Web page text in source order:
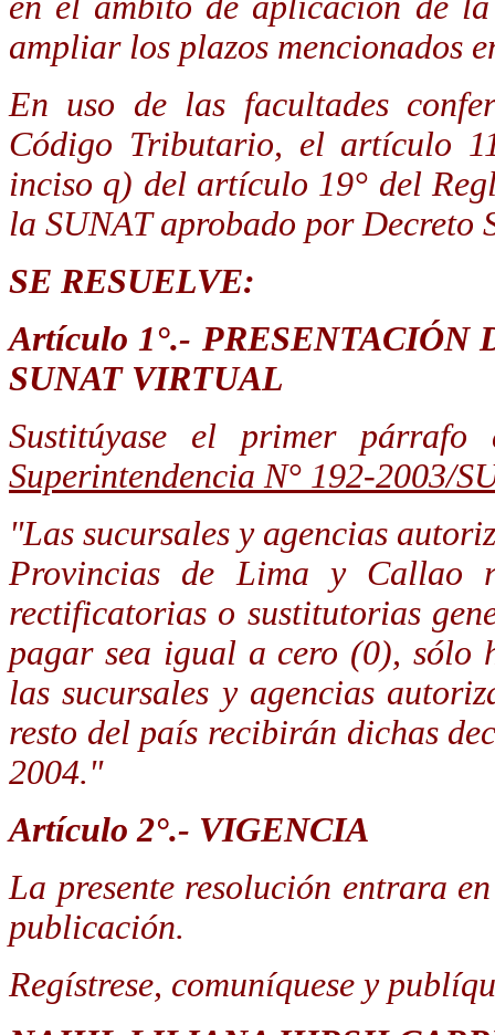
ampliar los plazos mencionados
En uso de las facultades
Código Tributario, el artículo
inciso q) del artículo 19° del
la SUNAT aprobado por Decreto
SE RESUELVE:
Artículo 1°.- PRESENTACIÓN
SUNAT VIRTUAL
Sustitúyase el primer
Superintendencia N° 192-2003/
"Las sucursales y agencias
Provincias de Lima y Callao
rectificatorias o sustitutorias
pagar sea igual a cero (0), sólo
las sucursales y agencias
resto del país recibirán dichas
2004."
Artículo 2°.- VIGENCIA
La presente resolución entrara
publicación.
Regístrese, comuníquese y